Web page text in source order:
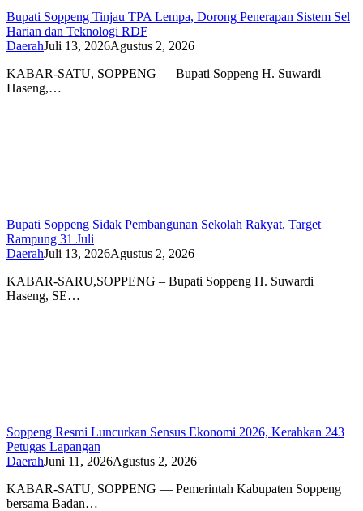
Bupati Soppeng Tinjau TPA Lempa, Dorong Penerapan Sistem Sel
Harian dan Teknologi RDF
DaerahJuli 13, 2026Agustus 2, 2026
KABAR-SATU, SOPPENG — Bupati Soppeng H. Suwardi
Haseng,…
Bupati Soppeng Sidak Pembangunan Sekolah Rakyat, Target
Rampung 31 Juli
DaerahJuli 13, 2026Agustus 2, 2026
KABAR-SARU,SOPPENG – Bupati Soppeng H. Suwardi
Haseng, SE…
Soppeng Resmi Luncurkan Sensus Ekonomi 2026, Kerahkan 243
Petugas Lapangan
DaerahJuni 11, 2026Agustus 2, 2026
KABAR-SATU, SOPPENG — Pemerintah Kabupaten Soppeng
bersama Badan…